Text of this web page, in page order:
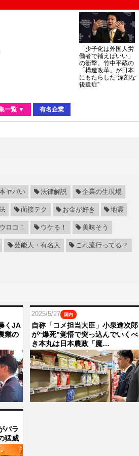
「少子化は外国人労
働者で補えばいい」
の衝撃。竹中平蔵の
「構造改革」が日本
にもたらした“深刻な
後遺症”
一覧 ▼ 有名企業
ヤバい 法律解説 企業の生現場
面接テク お金が好き 地震
ロコ！ ウケる！ 美味そう
芸能人・有名人 これ流行ってる？
くJA
業の
2025/5/27 国内
自称「コメ担当大臣」小泉進次郎
が“爆死”覚悟で突っ込んでいくべ
き本丸は日本農政「魔…
バラ
猛威